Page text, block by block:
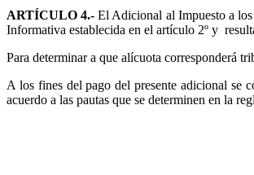
ARTÍCULO 4.- El Adicional al Impuesto a
Informativa establecida en el artículo 2º y
Para determinar a que alícuota corresponderá
A los fines del pago del presente adicional se
acuerdo a las pautas que se determinen en la